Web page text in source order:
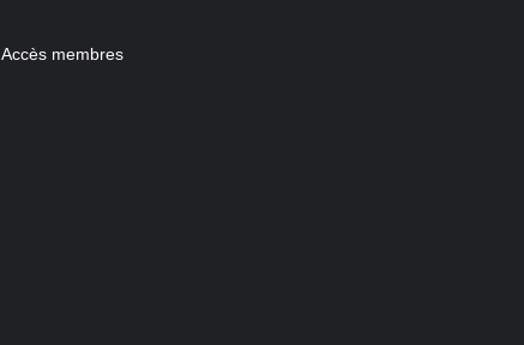
Accès membres